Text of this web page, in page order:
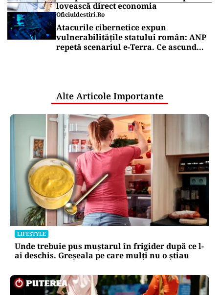
lovească direct economia
Oficiuldestiri.ro
Atacurile cibernetice expun
vulnerabilitățile statului român: ANP
repetă scenariul e‑Terra. Ce ascund
Alte Articole Importante
LIFESTYLE
Unde trebuie pus muștarul în frigider după ce l-
ai deschis. Greșeala pe care mulți nu o știau